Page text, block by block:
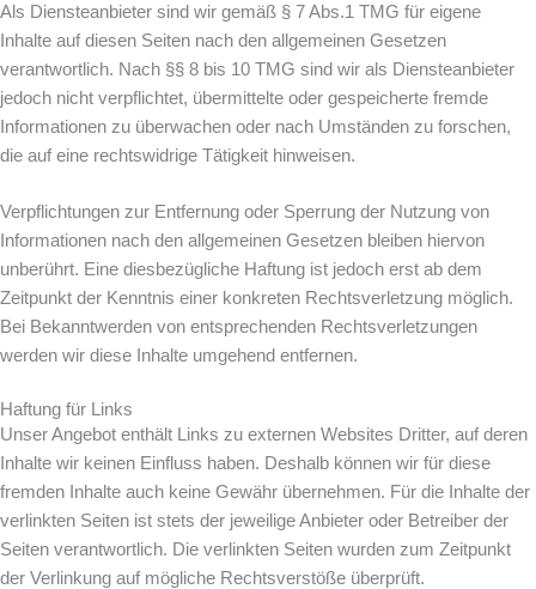
Als Diensteanbieter sind wir gemäß § 7 Abs.1 TMG für eigene
Inhalte auf diesen Seiten nach den allgemeinen Gesetzen
verantwortlich. Nach §§ 8 bis 10 TMG sind wir als Diensteanbieter
jedoch nicht verpflichtet, übermittelte oder gespeicherte fremde
Informationen zu überwachen oder nach Umständen zu forschen,
die auf eine rechtswidrige Tätigkeit hinweisen.
Verpflichtungen zur Entfernung oder Sperrung der Nutzung von
Informationen nach den allgemeinen Gesetzen bleiben hiervon
unberührt. Eine diesbezügliche Haftung ist jedoch erst ab dem
Zeitpunkt der Kenntnis einer konkreten Rechtsverletzung möglich.
Bei Bekanntwerden von entsprechenden Rechtsverletzungen
werden wir diese Inhalte umgehend entfernen.
Haftung für Links
Unser Angebot enthält Links zu externen Websites Dritter, auf deren
Inhalte wir keinen Einfluss haben. Deshalb können wir für diese
fremden Inhalte auch keine Gewähr übernehmen. Für die Inhalte der
verlinkten Seiten ist stets der jeweilige Anbieter oder Betreiber der
Seiten verantwortlich. Die verlinkten Seiten wurden zum Zeitpunkt
der Verlinkung auf mögliche Rechtsverstöße überprüft.